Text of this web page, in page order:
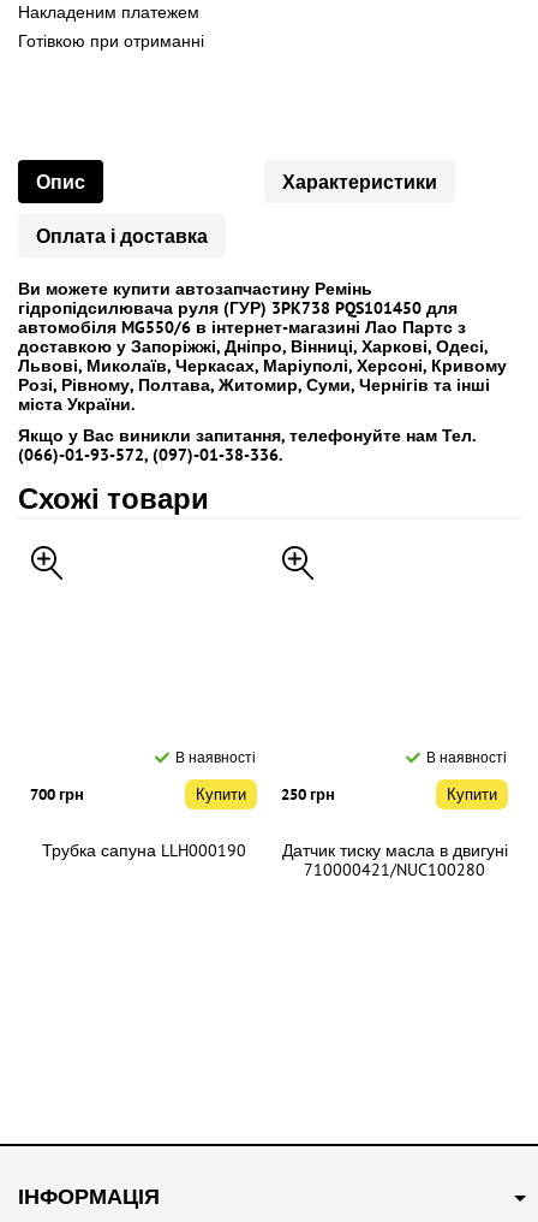
Накладеним платежем
Готівкою при отриманні
Опис Характеристики
Оплата і доставка
Ви можете купити автозапчастину Ремінь
гідропідсилювача руля (ГУР) 3PK738 PQS101450 для
автомобіля MG550/6 в інтернет-магазині Лао Партс з
доставкою у Запоріжжі, Дніпро, Вінниці, Харкові, Одесі,
Львові, Миколаїв, Черкасах, Маріуполі, Херсоні, Кривому
Розі, Рівному, Полтава, Житомир, Суми, Чернігів та інші
міста України.
Якщо у Вас виникли запитання, телефонуйте нам Тел.
(066)-01-93-572, (097)-01-38-336.
Схожі товари
В наявності
700 грн Купити
Трубка сапуна LLH000190
В наявності
250 грн Купити
Датчик тиску масла в двигуні
710000421/NUC100280
350 грн Купити
Трійник системи
400 грн Купити
ІНФОРМАЦІЯ